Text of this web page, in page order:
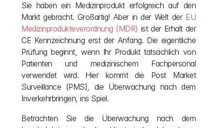
Sie haben ein Medizinprodukt erfolgreich auf den
Markt gebracht. Großartig! Aber in der Welt der EU
Medizinprodukteverordnung (MDR) ist der Erhalt der
CE Kennzeichnung erst der Anfang. Die eigentliche
Prüfung beginnt, wenn Ihr Produkt tatsächlich von
Patienten und medizinischem Fachpersonal
verwendet wird. Hier kommt die Post Market
Surveillance (PMS), die Überwachung nach dem
Inverkehrbringen, ins Spiel.
Betrachten Sie die Überwachung nach dem